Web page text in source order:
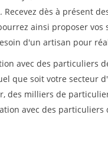
dès à présent
ainsi proposer vos
d'un artisan pour
avec des particuliers
que soit votre secteur
des milliers de
avec des particuliers